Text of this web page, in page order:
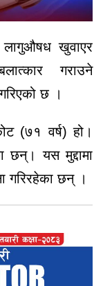
लागुऔषध खुवाएर
गराउने
छ ।
(७१ वर्ष) हो।
छन्। यस मुद्दामा
गरिरहेका छन् ।